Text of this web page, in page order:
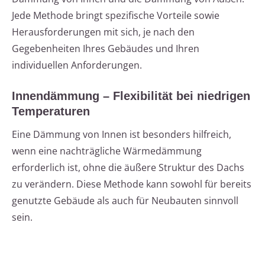
Jede Methode bringt spezifische Vorteile sowie
Herausforderungen mit sich, je nach den
Gegebenheiten Ihres Gebäudes und Ihren
individuellen Anforderungen.
Innendämmung – Flexibilität bei niedrigen
Temperaturen
Eine Dämmung von Innen ist besonders hilfreich,
wenn eine nachträgliche Wärmedämmung
erforderlich ist, ohne die äußere Struktur des Dachs
zu verändern. Diese Methode kann sowohl für bereits
genutzte Gebäude als auch für Neubauten sinnvoll
sein.